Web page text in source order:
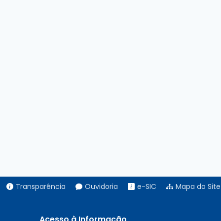
FERNANDES DE OLIVEIRA PARA OS CARGOS DE GESTOR
Transparência Ouvidoria e-SIC Mapa do Site